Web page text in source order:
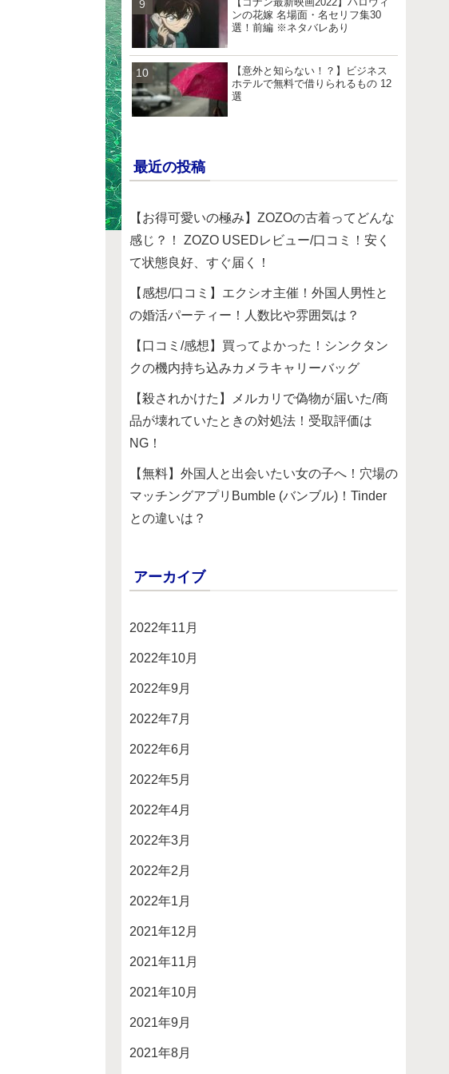
ンの花嫁 名場面・名セリフ集30
選！前編 ※ネタバレあり
【意外と知らない！？】ビジネス
ホテルで無料で借りられるもの 12
選
最近の投稿
【お得可愛いの極み】ZOZOの古着ってどんな
感じ？！ ZOZO USEDレビュー/口コミ！安く
て状態良好、すぐ届く！
【感想/口コミ】エクシオ主催！外国人男性と
の婚活パーティー！人数比や雰囲気は？
【口コミ/感想】買ってよかった！シンクタン
クの機内持ち込みカメラキャリーバッグ
【殺されかけた】メルカリで偽物が届いた/商
品が壊れていたときの対処法！受取評価は
NG！
【無料】外国人と出会いたい女の子へ！穴場の
マッチングアプリBumble (バンブル)！Tinder
との違いは？
アーカイブ
2022年11月
2022年10月
2022年9月
2022年7月
2022年6月
2022年5月
2022年4月
2022年3月
2022年2月
2022年1月
2021年12月
2021年11月
2021年10月
2021年9月
2021年8月